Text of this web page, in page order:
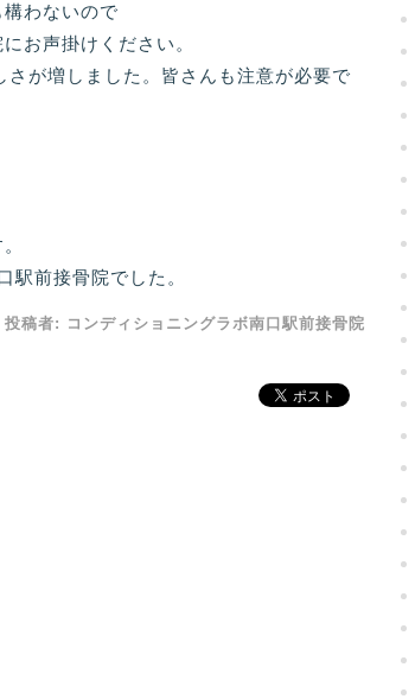
わないので
お声掛けください。
が増しました。皆さんも注意が必要で
駅前接骨院でした。
投稿者: コンディショニングラボ南口駅前接骨院